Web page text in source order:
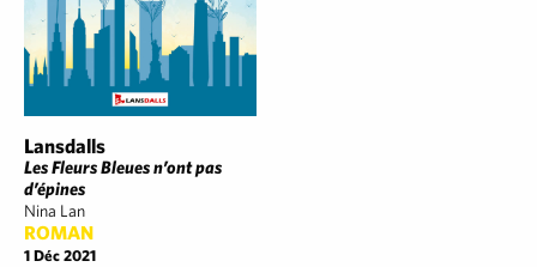
Lansdalls
Les Fleurs Bleues n’ont pas
d’épines
Nina Lan
ROMAN
1 Déc 2021